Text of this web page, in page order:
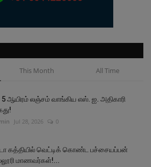
This Month All Time
5 ஆயிரம் லஞ்சம் வாங்கிய எஸ். ஐ. அதிகாரி
Jul 28, 2026 0
கத்தியில் வெட்டிக் கொண்ட பச்சையப்பன்
மாணவர்கள்!...